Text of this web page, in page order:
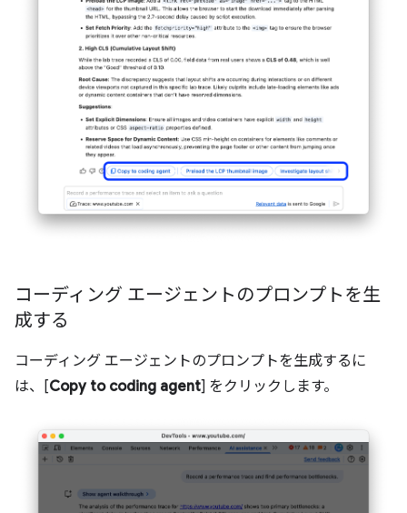
コーディング エージェントのプロンプトを生
成する
コーディング エージェントのプロンプトを生成するに
は、[Copy to coding agent] をクリックします。